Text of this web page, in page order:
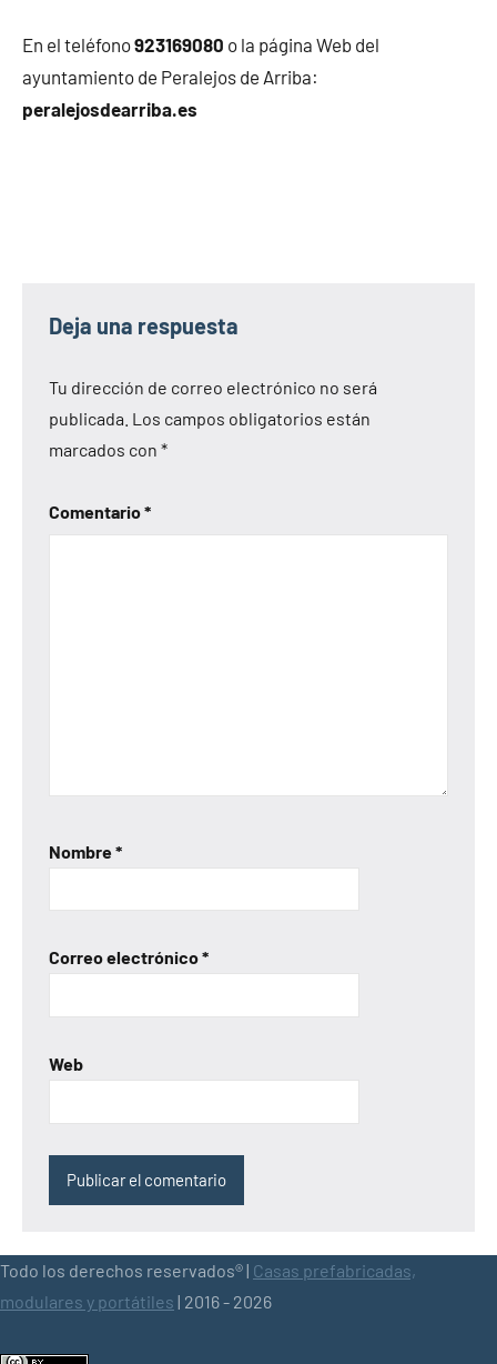
En el teléfono923169080 o la página Web del
ayuntamiento de Peralejos de Arriba:
peralejosdearriba.es
Deja una respuesta
Tu dirección de correo electrónico no será
publicada. Los campos obligatorios están
marcados con *
Comentario*
Nombre*
Correo electrónico*
Web
Todo los derechos reservados® | Casas prefabricadas,
modulares y portátiles | 2016 - 2026